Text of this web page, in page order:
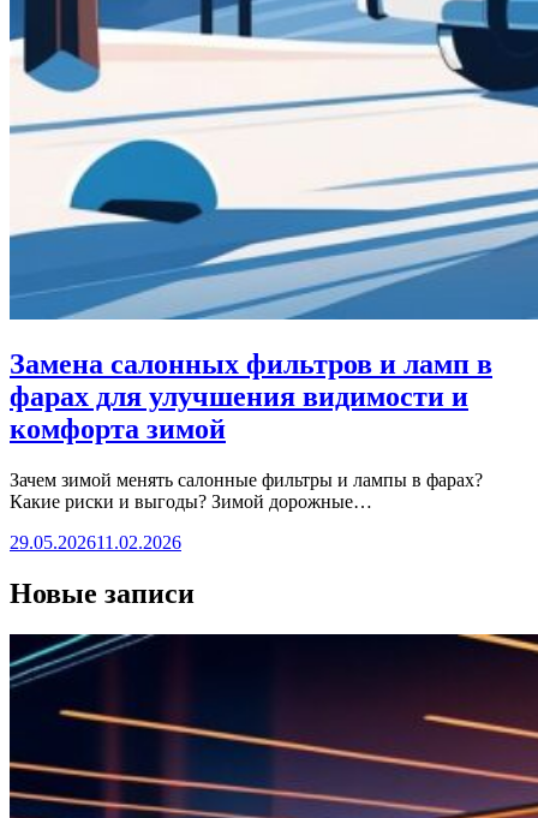
Замена салонных фильтров и ламп в
фарах для улучшения видимости и
комфорта зимой
Зачем зимой менять салонные фильтры и лампы в фарах?
Какие риски и выгоды? Зимой дорожные…
29.05.202611.02.2026
Новые записи